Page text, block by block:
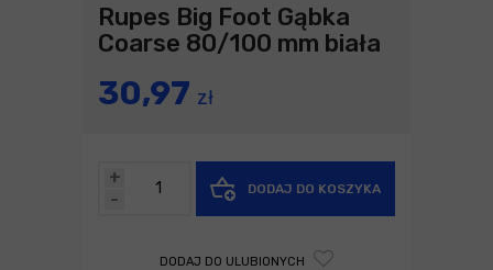
Rupes Big Foot Gąbka
Coarse 80/100 mm biała
30,97 zł
-
+
DODAJ DO KOSZYKA
DODAJ DO ULUBIONYCH